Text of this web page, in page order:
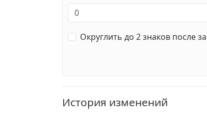
Округлить до 2 знаков после
История изменений